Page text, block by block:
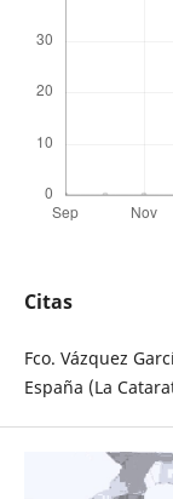
Citas
Fco. Vázquez
España (La